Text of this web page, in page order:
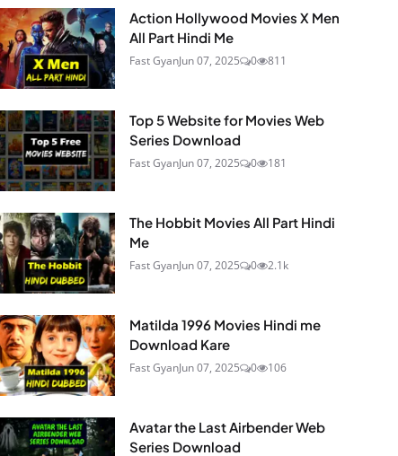
Action Hollywood Movies X Men
All Part Hindi Me
Fast GyanJun 07, 2025 0 811
Top 5 Website for Movies Web
Series Download
Fast GyanJun 07, 2025 0 181
The Hobbit Movies All Part Hindi
Me
Fast GyanJun 07, 2025 0 2.1k
Matilda 1996 Movies Hindi me
Download Kare
Fast GyanJun 07, 2025 0 106
Avatar the Last Airbender Web
Series Download